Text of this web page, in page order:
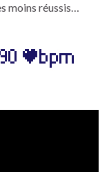
moins réussis…